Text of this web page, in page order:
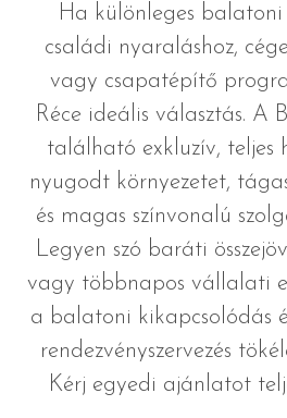
Ha különleges balatoni
családi nyaraláshoz,
vagy csapatépítő
Réce ideális választás. A
található exkluzív, teljes
nyugodt környezetet,
és magas színvonalú
Legyen szó baráti
vagy többnapos vállalati
a balatoni kikapcsolódás
rendezvényszervezés
Kérj egyedi ajánlatot